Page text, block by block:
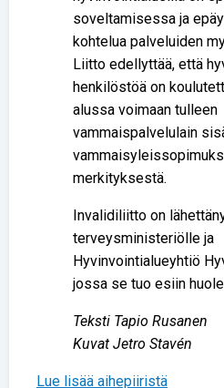
soveltamisessa ja
kohtelua palveluiden
Liitto edellyttää, että
henkilöstöä on
alussa voimaan tulleen
vammaispalvelulain
merkityksestä.
Invalidiliitto on
terveysministeriölle ja
Hyvinvointialueyhtiö
jossa se tuo esiin
Teksti Tapio Rusanen
Kuvat Jetro Stavén
Lue lisää aihepiiristä